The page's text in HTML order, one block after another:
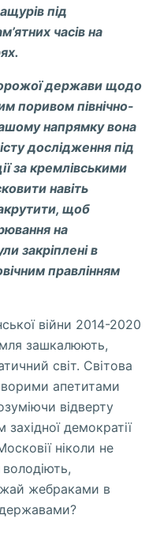
під
часів на
держави щодо
поривом північно-
напрямку вона
дослідження під
за кремлівськими
навiть
щоб
на
закріплені в
правлінням
війни 2014-2020
зашкалюють,
світ. Світова
апетитами
відверту
демократії
ніколи не
жебраками в
державами?